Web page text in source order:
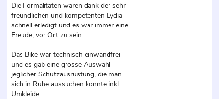
Die Formalitäten waren dank der sehr
freundlichen und kompetenten Lydia
schnell erledigt und es war immer eine
Freude, vor Ort zu sein.
Das Bike war technisch einwandfrei
und es gab eine grosse Auswahl
jeglicher Schutzausrüstung, die man
sich in Ruhe aussuchen konnte inkl.
Umkleide.